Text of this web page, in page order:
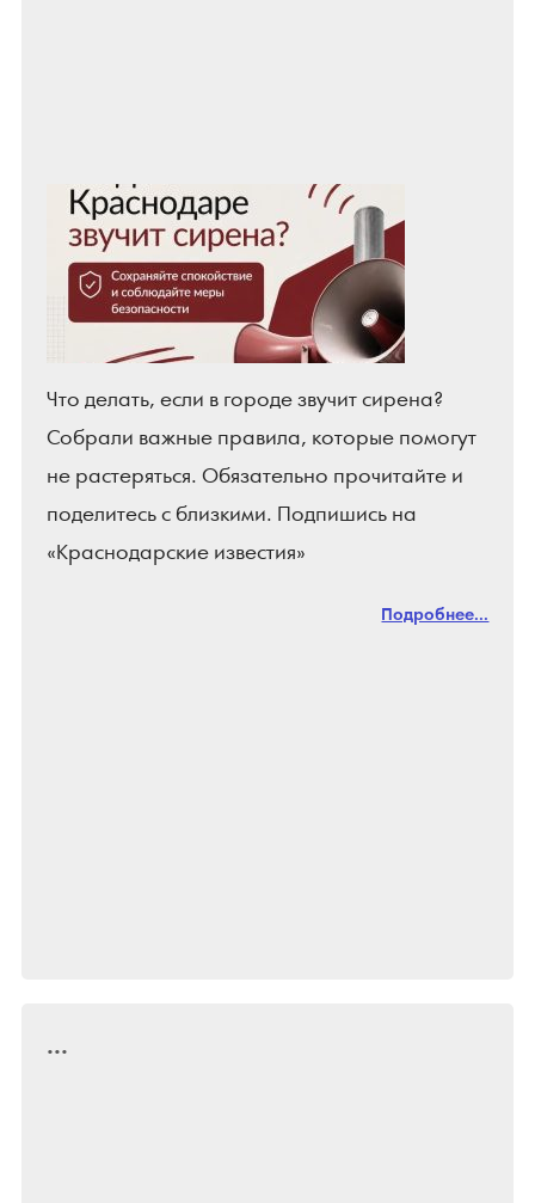
Что делать, если в городе звучит сирена?
Собрали важные правила, которые помогут
не растеряться. Обязательно прочитайте и
поделитесь с близкими. Подпишись на
«Краснодарские известия»
Подробнее...
...